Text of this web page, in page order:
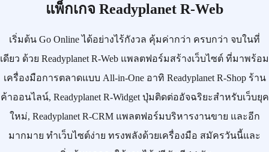
แพ็กเกจ Readyplanet R-Web
เริ่มต้น Go Onlineได้อย่างไร้กังวล คุ้มค่ากว่า ครบกว่า จบในที่
เดียว ด้วย Readyplanet R-Web แพลตฟอร์มสร้างเว็บไซต์ ที่มาพร้อม
เครื่องมือการตลาดแบบ All-in-Oneอาทิ Readyplanet R-Shopร้าน
ค้าออนไลน์, Readyplanet R-Widgetปุ่มติดต่ออัจฉริยะสำหรับเว็บยุค
ใหม่, Readyplanet R-CRMแพลตฟอร์มบริหารงานขาย และอีก
มากมาย ทำเว็บไซต์ง่าย ทรงพลังด้วยเครื่องมือ สมัครวันนี้และ